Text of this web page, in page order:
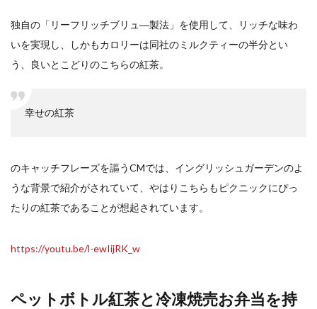
独自の「リーフリッチブリュ―製法」を使用して、リッチな味わ
いを実現し、しかもカロリーは同社のミルクティーの半分とい
う、良いとこどりのこちらの紅茶。
幸せの紅茶
のキャッチフレーズを謳うCMでは、イングリッシュガーデンのよ
うな背景で紹介がされていて、やはりこちらもピクニックにぴっ
たりの紅茶であることが想起されています。
https://youtu.be/l-ewIijRK_w
ペットボトル紅茶と冷凍焼売お弁当を持